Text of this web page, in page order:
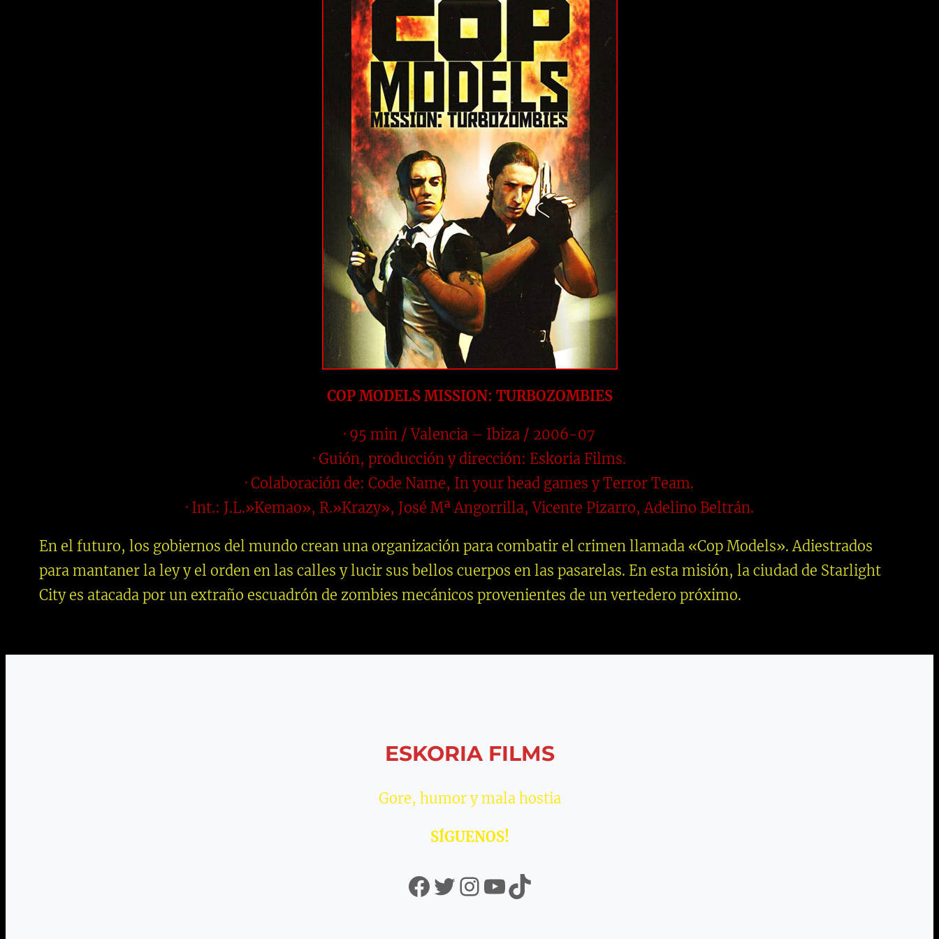
COP MODELS MISSION: TURBOZOMBIES
· 95 min / Valencia – Ibiza / 2006-07
· Guión, producción y dirección: Eskoria Films.
· Colaboración de: Code Name, In your head games y Terror Team.
· Int.: J.L.»Kemao», R.»Krazy», José Mª Angorrilla, Vicente Pizarro, Adelino Beltrán.
En el futuro, los gobiernos del mundo crean una organización para combatir el crimen llamada «Cop Models». Adiestrados
para mantaner la ley y el orden en las calles y lucir sus bellos cuerpos en las pasarelas. En esta misión, la ciudad de Starlight
City es atacada por un extraño escuadrón de zombies mecánicos provenientes de un vertedero próximo.
ESKORIA FILMS
Gore, humor y mala hostia
SÍGUENOS!
Facebook
Twitter
Instagram
YouTube
TikTok